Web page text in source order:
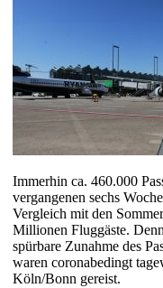
Immerhin ca. 460.000
vergangenen sechs
Vergleich mit den
Millionen Fluggäste.
spürbare Zunahme des
waren coronabedingt
Köln/Bonn gereist.